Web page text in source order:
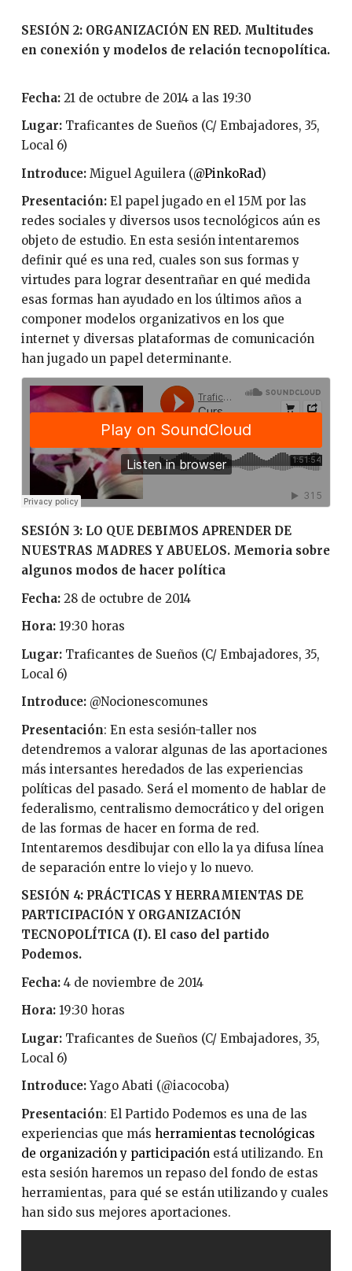
SESIÓN 2: ORGANIZACIÓN EN RED. Multitudes
en conexión y modelos de relación tecnopolítica.
Fecha:21 de octubre de 2014 a las 19:30
Lugar:Traficantes de Sueños (C/ Embajadores, 35,
Local 6)
Introduce:Miguel Aguilera (@PinkoRad)
Presentación: El papel jugado en el 15M por las
redes sociales y diversos usos tecnológicos aún es
objeto de estudio. En esta sesión intentaremos
definir qué es una red, cuales son sus formas y
virtudes para lograr desentrañar en qué medida
esas formas han ayudado en los últimos años a
componer modelos organizativos en los que
internet y diversas plataformas de comunicación
han jugado un papel determinante.
SESIÓN 3: LO QUE DEBIMOS APRENDER DE
NUESTRAS MADRES Y ABUELOS. Memoria sobre
algunos modos de hacer política
Fecha:28 de octubre de 2014
Hora:19:30 horas
Lugar:Traficantes de Sueños (C/ Embajadores, 35,
Local 6)
Introduce:@Nocionescomunes
Presentación: En esta sesión-taller nos
detendremos a valorar algunas de las aportaciones
más intersantes heredados de las experiencias
políticas del pasado. Será el momento de hablar de
federalismo, centralismo democrático y del origen
de las formas de hacer en forma de red.
Intentaremos desdibujar con ello la ya difusa línea
de separación entre lo viejo y lo nuevo.
SESIÓN 4: PRÁCTICAS Y HERRAMIENTAS DE
PARTICIPACIÓN Y ORGANIZACIÓN
TECNOPOLÍTICA (I). El caso del partido
Podemos.
Fecha:4 de noviembre de 2014
Hora:19:30 horas
Lugar:Traficantes de Sueños (C/ Embajadores, 35,
Local 6)
Introduce:Yago Abati (@iacocoba)
Presentación: El Partido Podemos es una de las
experiencias que más herramientas tecnológicas
de organización y participación está utilizando. En
esta sesión haremos un repaso del fondo de estas
herramientas, para qué se están utilizando y cuales
han sido sus mejores aportaciones.